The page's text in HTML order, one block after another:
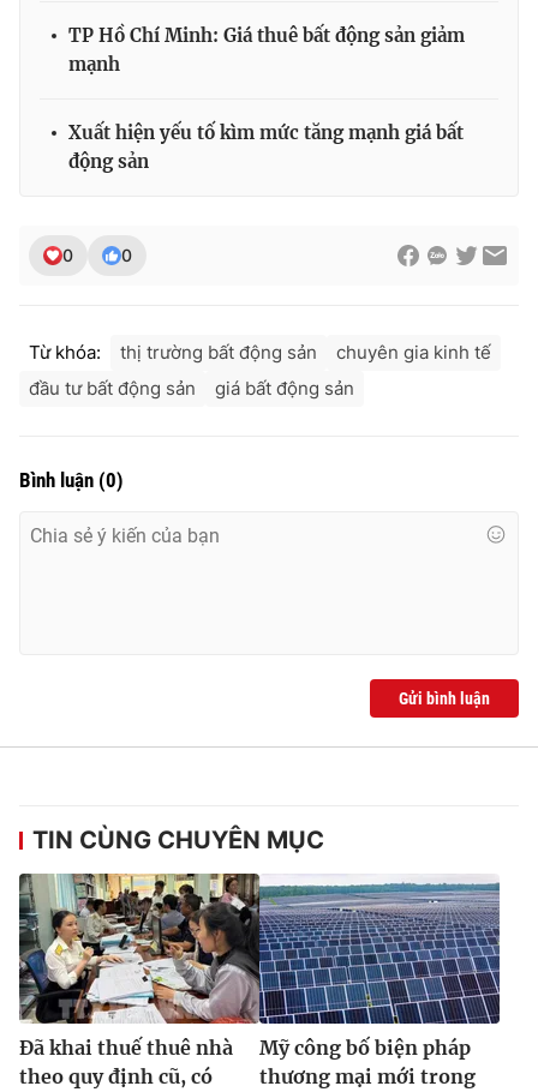
TP Hồ Chí Minh: Giá thuê bất động sản giảm
mạnh
Xuất hiện yếu tố kìm mức tăng mạnh giá bất
động sản
0 0
Từ khóa: thị trường bất động sản
chuyên gia kinh tế
đầu tư bất động sản
giá bất động sản
Bình luận (0)
Gửi bình luận
TIN CÙNG CHUYÊN MỤC
Đã khai thuế thuê nhà
theo quy định cũ, có
Mỹ công bố biện pháp
thương mại mới trong